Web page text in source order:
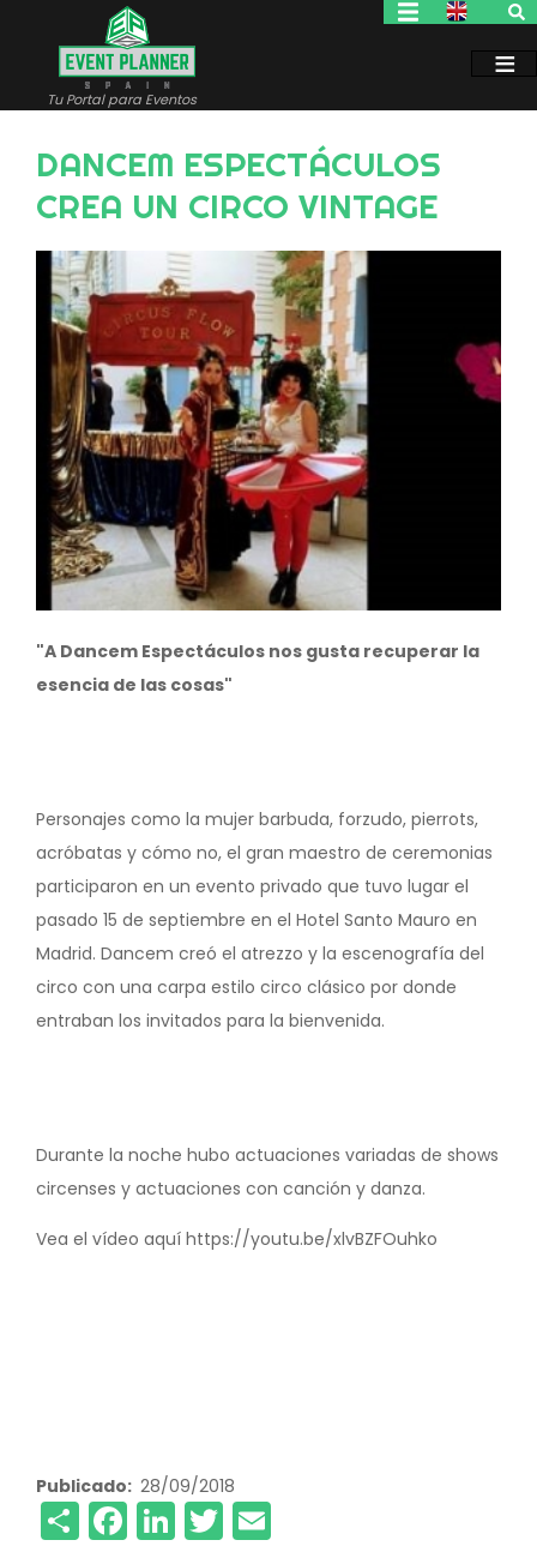
contenido
Tu Portal para Eventos
DANCEM ESPECTÁCULOS
CREA UN CIRCO VINTAGE
Image
"A Dancem Espectáculos nos gusta recuperar la
esencia de las cosas"
Personajes como la mujer barbuda, forzudo, pierrots,
acróbatas y cómo no, el gran maestro de ceremonias
participaron en un evento privado que tuvo lugar el
pasado 15 de septiembre en el Hotel Santo Mauro en
Madrid. Dancem creó el atrezzo y la escenografía del
circo con una carpa estilo circo clásico por donde
entraban los invitados para la bienvenida.
Durante la noche hubo actuaciones variadas de shows
circenses y actuaciones con canción y danza.
Vea el vídeo aquí https://youtu.be/xlvBZFOuhko
Publicado 28/09/2018
ShareFacebook
LinkedIn
Twitter